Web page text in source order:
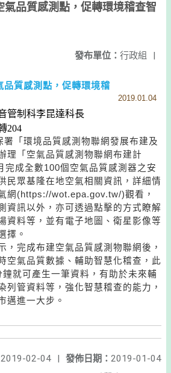
氣品質感測點，促轉環境稽查智
發布單位： 行政組 |
品質感測點，促轉環境稽
2019.01.04
管制科李昆達科長
204
署「環境品質感測物聯網發展布建及
理「空氣品質感測物聯網布建計
完成全數100個空氣品質感測器之安
民眾基隆在地空氣相關資訊，詳細情
網(https://wot.epa.gov.tw/)觀看，
資訊以外，亦可透過點擊的方式瞭解
資料等，並有電子地圖、衛星影像等
擇。
，完成布建空氣品質感測物聯網後，
空氣品質數據、輔助智慧化稽查，此
就可產生一筆資料，有助於未來輔
列管資料等，強化智慧稽查的能力，
邁進一大步。
發佈日期： 2019-01-04
2019-02-04
|